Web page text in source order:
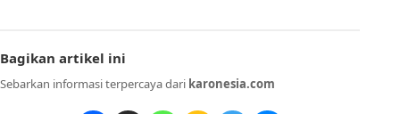
Bagikan artikel ini
Sebarkan informasi terpercaya dari karonesia.com